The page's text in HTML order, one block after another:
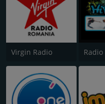
Virgin Radio